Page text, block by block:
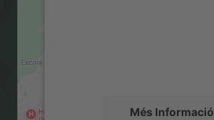
Més Informació